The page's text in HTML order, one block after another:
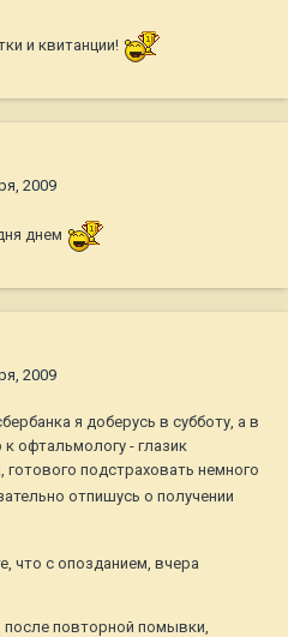
и квитанции!
2009
днем
2009
я доберусь в субботу, а в
офтальмологу - глазик
подстраховать немного
отпишусь о получении
что с опозданием, вчера
после повторной помывки,